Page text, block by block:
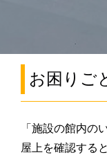
お困りご
「施設の館内の
屋上を確認する